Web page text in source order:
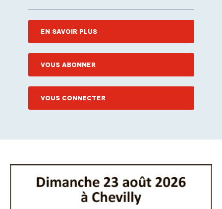
EN SAVOIR PLUS
VOUS ABONNER
VOUS CONNECTER